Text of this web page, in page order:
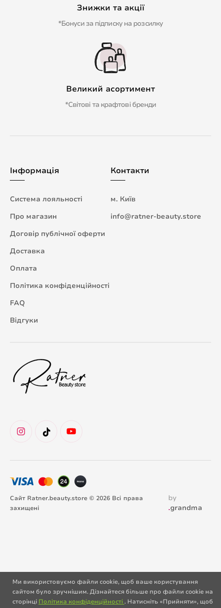
Знижки та акції
*Бонуси за підписку на розсилку
Великий асортимент
*Світові та крафтові бренди
Інформація
Система лояльності
Про магазин
Договір публічної оферти
Доставка
Оплата
Політика конфіденційності
FAQ
Відгуки
Контакти
м. Київ
info@ratner-beauty.store
Сайт Ratner.beauty.store © 2026 Всі права
захищені
by
.grandma
Ми використовуємо файли cookie, щоб ваше користування
сайтом було зручнішим. Дізнайтеся більше про файли cookie на
сторінці Політика конфіденційності . Натисніть «Прийняти», щоб